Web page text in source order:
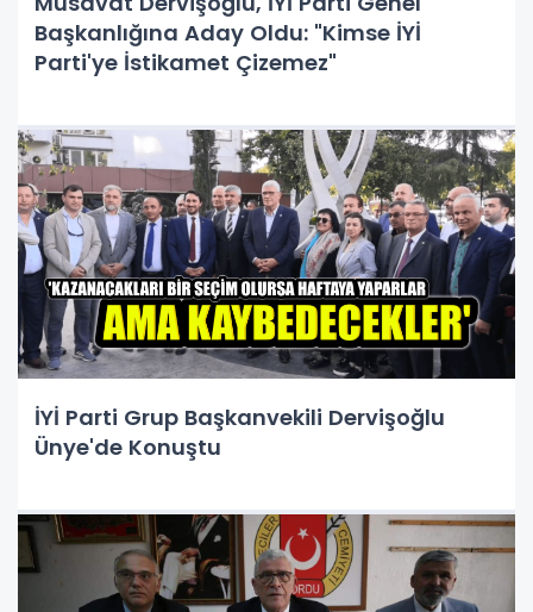
Başkanlığına Aday Oldu: "Kimse İYİ
Parti'ye İstikamet Çizemez"
İYİ Parti Grup Başkanvekili Dervişoğlu
Ünye'de Konuştu